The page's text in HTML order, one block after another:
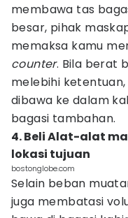
membawa tas
besar, pihak
memaksa kamu
counter. Bila berat
melebihi
dibawa ke dalam
bagasi tambahan.
4. Beli Alat-alat
lokasi tujuan
bostonglobe.com
Selain beban
juga membatasi